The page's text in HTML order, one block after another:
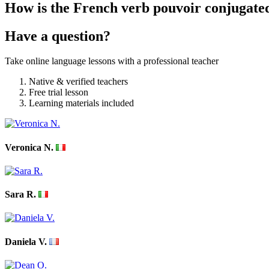
How is the French verb pouvoir
Have a question?
Take online language lessons with a professional teacher
Native & verified teachers
Free trial lesson
Learning materials included
Veronica N.
Sara R.
Daniela V.